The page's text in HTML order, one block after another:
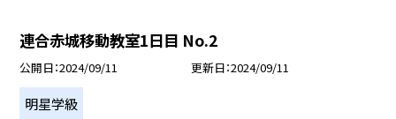
連合赤城移動教室1日目 No.2
公開日 2024/09/11 更新日 2024/09/11
明星学級